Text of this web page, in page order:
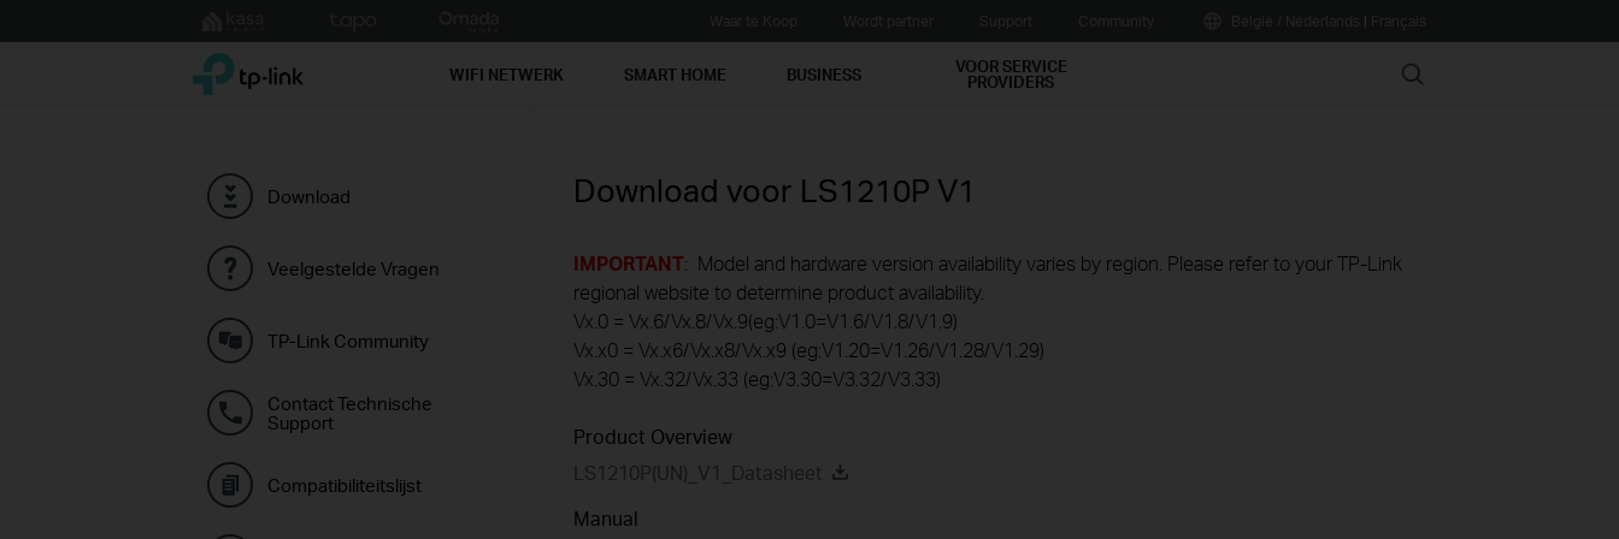
to
|
TP-Link, Reliably Smart WIFI NETWERK SMART HOME BUSINESS VOOR SERVICE
PROVIDERS Search
Download
Veelgestelde Vragen
TP-Link Community
Contact Technische
Support
Compatibiliteitslijst
Download voor LS1210P V1
IMPORTANT: Model and hardware version availability varies by region. Please refer to your TP-Link
regional website to determine product availability.
Vx.0 = Vx.6/Vx.8/Vx.9(eg:V1.0=V1.6/V1.8/V1.9)
Vx.x0 = Vx.x6/Vx.x8/Vx.x9 (eg:V1.20=V1.26/V1.28/V1.29)
Vx.30 = Vx.32/Vx.33 (eg:V3.30=V3.32/V3.33)
Product Overview
LS1210P(UN)_V1_Datasheet
Manual